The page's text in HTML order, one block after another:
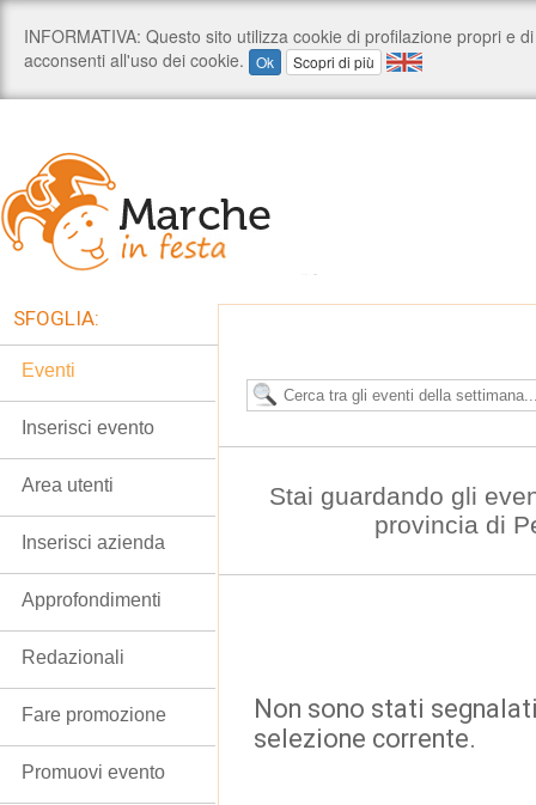
Stai guardando gli
provincia di
Non sono stati
selezione corrente.
SFOGLIA:
Eventi
Inserisci evento
Area utenti
Inserisci azienda
Approfondimenti
Redazionali
Fare promozione
Promuovi evento